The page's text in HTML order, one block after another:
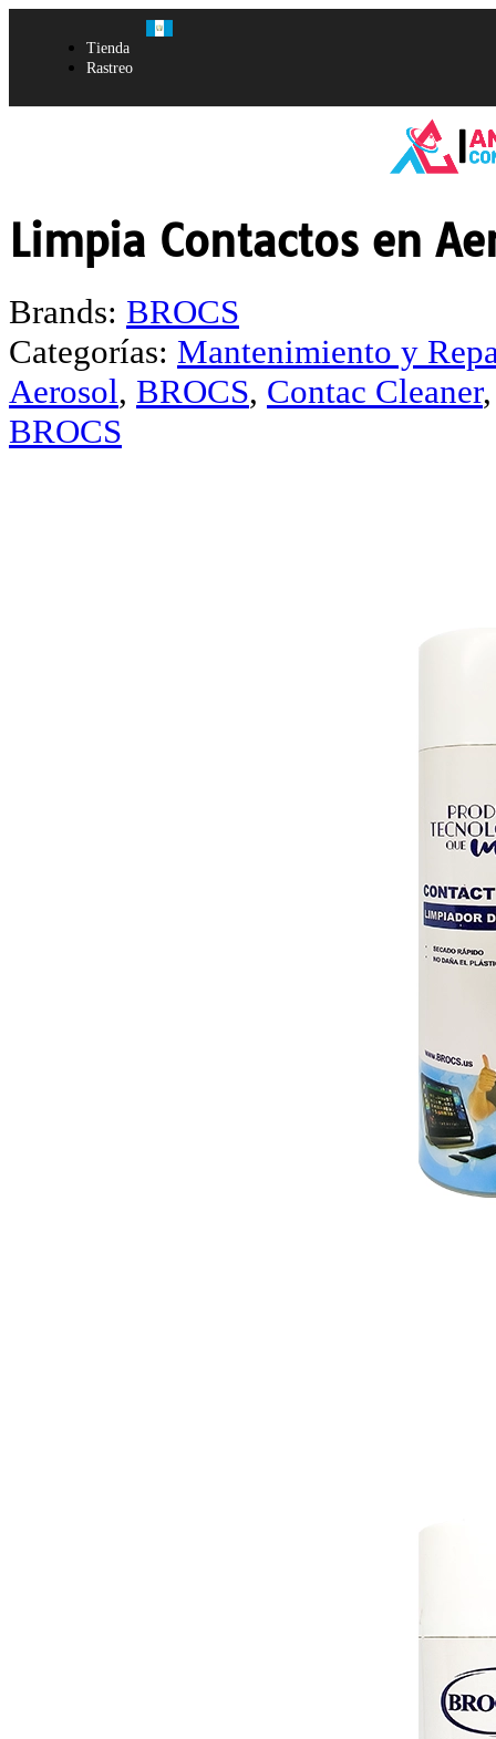
Tienda
Rastreo
Limpia Contactos en
Brands: BROCS
Categorías: Mantenimiento y
Aerosol, BROCS, Contac Cleaner
BROCS